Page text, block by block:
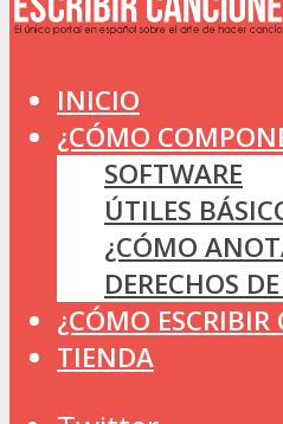
INICIO
¿CÓMO
SOFTWARE
ÚTILES
¿CÓMO
DERECHOS
¿CÓMO ESCRIBIR
TIENDA